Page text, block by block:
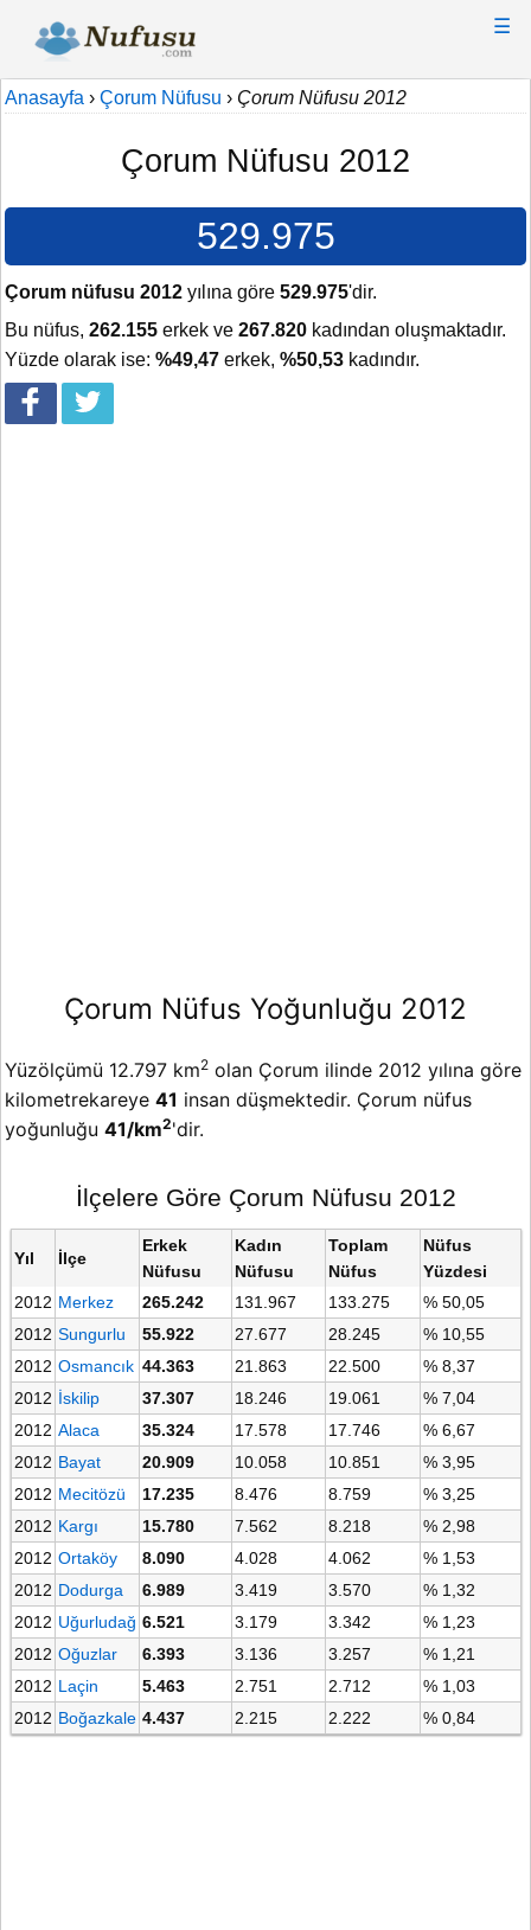
☰
Anasayfa › Çorum Nüfusu › Çorum Nüfusu 2012
Çorum Nüfusu 2012
529.975
Çorum nüfusu 2012 yılına göre 529.975'dir.
Bu nüfus, 262.155 erkek ve 267.820 kadından oluşmaktadır.
Yüzde olarak ise: %49,47 erkek, %50,53 kadındır.
Çorum Nüfus Yoğunluğu 2012
Yüzölçümü 12.797 km2 olan Çorum ilinde 2012 yılına göre
kilometrekareye 41 insan düşmektedir. Çorum nüfus
yoğunluğu 41/km2'dir.
İlçelere Göre Çorum Nüfusu 2012
Yıl İlçe
Erkek
Nüfusu
Kadın
Nüfusu
Toplam
Nüfus
Nüfus
Yüzdesi
2012 Merkez 265.242 131.967 133.275
% 50,05
2012 Sungurlu 55.922 27.677 28.245
% 10,55
2012 Osmancık 44.363 21.863 22.500
% 8,37
2012 İskilip 37.307 18.246 19.061
% 7,04
2012 Alaca 35.324 17.578 17.746
% 6,67
2012 Bayat 20.909 10.058 10.851
% 3,95
2012 Mecitözü 17.235 8.476 8.759
% 3,25
2012 Kargı 15.780 7.562 8.218
% 2,98
2012 Ortaköy 8.090 4.028 4.062
% 1,53
2012 Dodurga 6.989 3.419 3.570
% 1,32
2012 Uğurludağ 6.521 3.179 3.342
% 1,23
2012 Oğuzlar 6.393 3.136 3.257
% 1,21
2012 Laçin 5.463 2.751 2.712
% 1,03
2012 Boğazkale 4.437 2.215 2.222 % 0,84